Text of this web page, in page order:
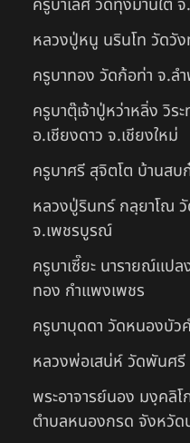
หลวงปู่หนู นรินโท วัดวั
ครูบาทอง วัดก้อท่า จ.ล
ครูบาตุ๊เจ้าปู่หว่าหลิ่ง วิร
อ.เชียงดาว จ.เชียงใหม่
ครูบาศรี สุจิตโต บ้านสบ
หลวงปู่รินทร์ กลฺยาโณ
จ.เพชรบูรณ์
ครูบาเซี๊ยะ นารายณ์แป
ทอง กำแพงเพชร
ครูบาบุดดา วัดหนองบัว
หลวงพ่อเสน่ห์ วัดพันศรี
พระอาจารย์นอง มงฺคลิ
ตำบลหนองกรด จังหวัด